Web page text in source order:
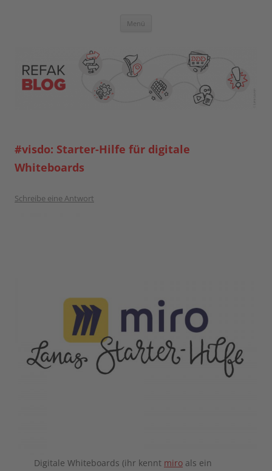
Blog der Referent:innen Akademie
Menü
#visdo: Starter-Hilfe für digitale
Whiteboards
Schreibe eine Antwort
Digitale Whiteboards (ihr kennt miro als ein